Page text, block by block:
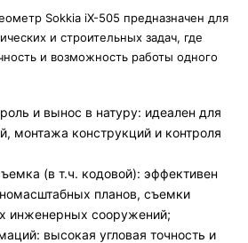
Sokkia iX-505 предназначен для
и строительных задач, где
и возможность работы одного
и вынос в натуру: идеален для
монтажа конструкций и контроля
(в т.ч. кодовой): эффективен
планов, съемки
инженерных сооружений;
высокая угловая точность и